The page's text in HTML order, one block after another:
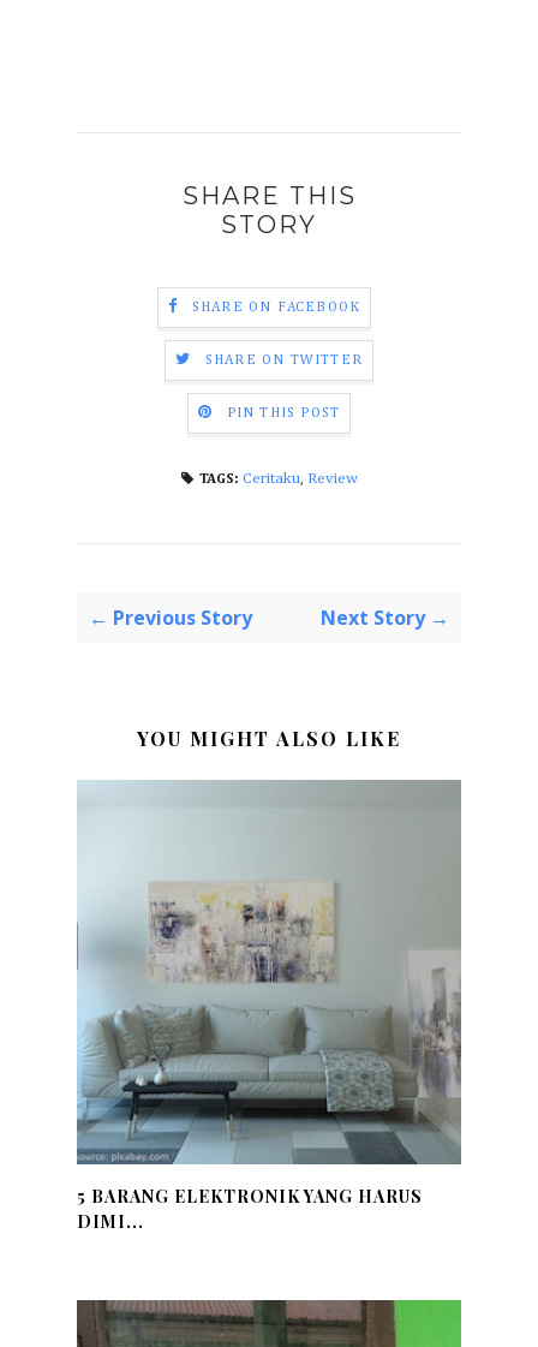
SHARE THIS
STORY
SHARE ON FACEBOOK
SHARE ON TWITTER
PIN THIS POST
TAGS: Ceritaku, Review
← Previous Story Next Story →
YOU MIGHT ALSO LIKE
5 BARANG ELEKTRONIK YANG HARUS
DIMI...